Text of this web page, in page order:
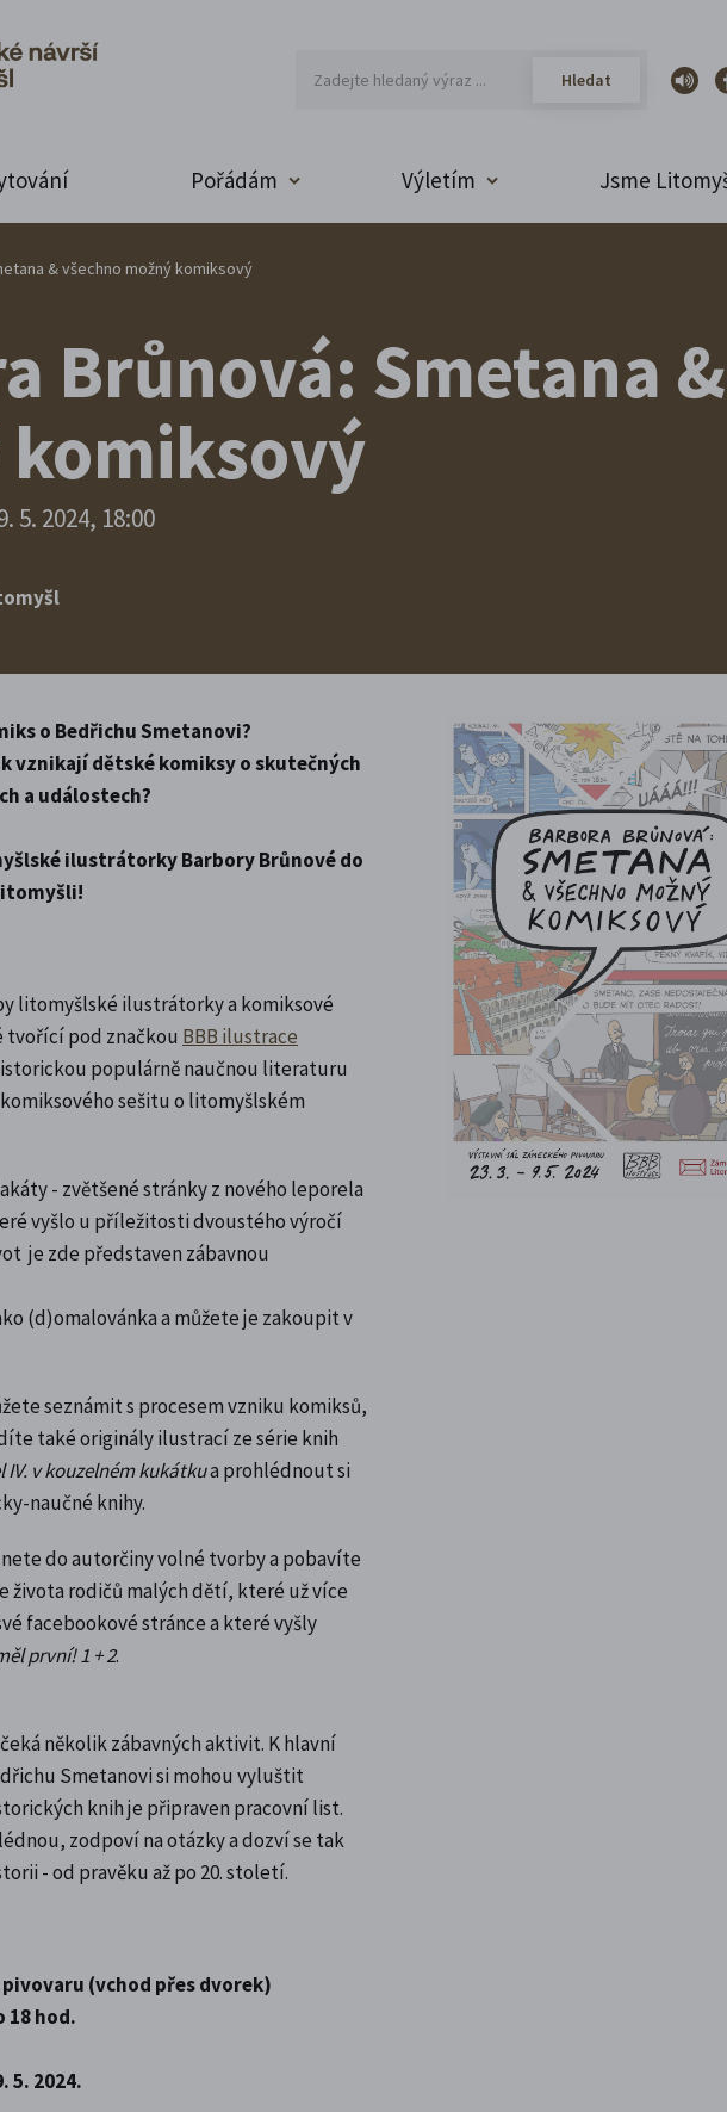
Pořádám Výletím Jsme
& všechno možný komiksový
Brůnová: Smetana
5. 2024, 18:00
o Bedřichu Smetanovi?
vznikají dětské komiksy o skutečných
a událostech?
ilustrátorky Barbory Brůnové do
litomyšlské ilustrátorky a komiksové
tvořící pod značkou BBB ilustrace
populárně naučnou literaturu
sešitu o litomyšlském
- zvětšené stránky z nového leporela
vyšlo u příležitosti dvoustého výročí
je zde představen zábavnou
(d)omalovánka a můžete je zakoupit v
seznámit s procesem vzniku komiksů,
také originály ilustrací ze série knih
IV. v kouzelném kukátkua prohlédnout si
naučné knihy.
do autorčiny volné tvorby a pobavíte
života rodičů malých dětí, které už více
facebookové stránce a které vyšly
první! 1 + 2.
několik zábavných aktivit. K hlavní
Smetanovi si mohou vyluštit
knih je připraven pracovní list.
zodpoví na otázky a dozví se tak
- od pravěku až po 20. století.
(vchod přes dvorek)
18 hod.
5. 2024.